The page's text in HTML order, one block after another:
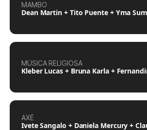
MAMBO
Dean Martin + Tito Puente + Yma
MÚSICA RELIGIOSA
Kleber Lucas + Bruna Karla +
AXÉ
Ivete Sangalo + Daniela Mercury +